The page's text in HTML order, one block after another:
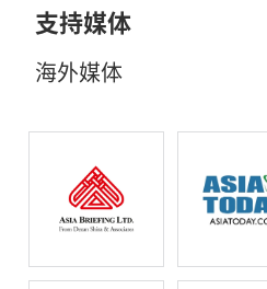
支持媒体
海外媒体